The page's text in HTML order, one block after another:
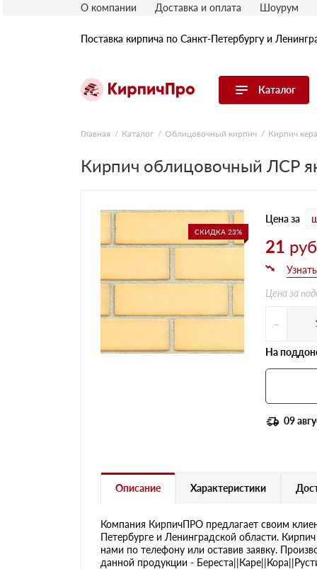
Поставка кирпича по Санкт-Петербургу и
Каталог
Перейти в каталог
Строительный (рядовой) кирпич
блок
Фасадная плитка, камень, декор
Печной кирпич
Брусчатка и мощение
Кладочные смеси
О компании Доставка и оплата Шоурум
Главная Каталог Облицовочный кирпич Кирпич
Кирпич облицовочный ЛСР
СКИДКА 23%
Цена за
21 руб
Цена за
-
На
09
Описание Характеристики
Компания КирпичПРО предлагает своим
Петербурге и Ленинградской области.
нами по телефону или оставив заявку.
данной продукции -